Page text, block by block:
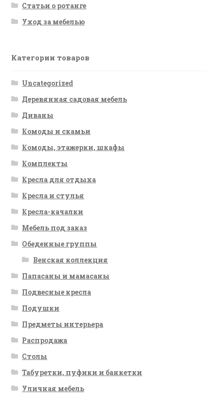
Статьи о ротанге
Уход за мебелью
Категории товаров
Uncategorized
Деревянная садовая мебель
Диваны
Комоды и скамьи
Комоды, этажерки, шкафы
Комплекты
Кресла для отдыха
Кресла и стулья
Кресла-качалки
Мебель под заказ
Обеденные группы
Венская коллекция
Папасаны и мамасаны
Подвесные кресла
Подушки
Предметы интерьера
Распродажа
Столы
Табуретки, пуфики и банкетки
Уличная мебель